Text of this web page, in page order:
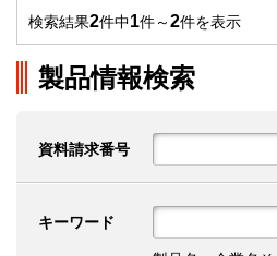
検索結果2件中1件～2件を表示
製品情報検索
資料請求番号
キーワード